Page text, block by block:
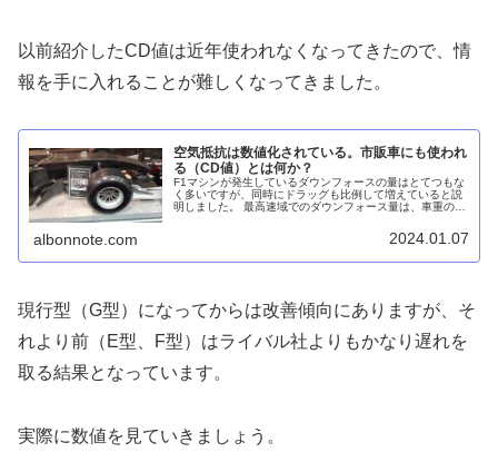
以前紹介したCD値は近年使われなくなってきたので、情
報を手に入れることが難しくなってきました。
空気抵抗は数値化されている。市販車にも使われ
る（CD値）とは何か？
F1マシンが発生しているダウンフォースの量はとてつもな
く多いですが、同時にドラッグも比例して増えていると説
明しました。 最高速域でのダウンフォース量は、車重の3
は、移動の際には必ずと言っていいほど車を使用する車社
albonnote.com 2024.01.07
現行型（G型）になってからは改善傾向にありますが、そ
れより前（E型、F型）はライバル社よりもかなり遅れを
取る結果となっています。
実際に数値を見ていきましょう。